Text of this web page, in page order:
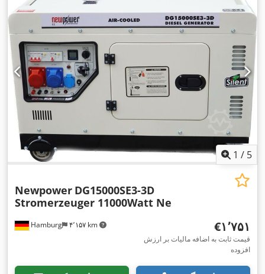
(ظاهری):
طول کل:۹۴۰ میلی‌متر , عرض کل:۵۴۰ میلی‌متر , ارتفاع کل:۷۶۰
میلی‌متر, حداکثر سرعت چرخش:۳٬۰۰۰ دور/دقیقه
, نوع خنک‌کننده:
هوا,
1 / 5
Hamburg ۴٬۱۵۷ km
Newpower DG15000SE3-3D
Stromerzeuger 11000Watt Ne
‎€۱٬۷۵۱
قیمت ثابت به اضافه مالیات بر ارزش
افزوده